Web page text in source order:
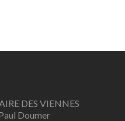
DES VIENNES
Doumer